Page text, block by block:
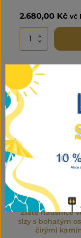
2.680,00 Kč vč
Zlaté
množství
Zlaté náušnice
slzy s bohatým
čirými